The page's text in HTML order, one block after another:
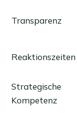
Transparenz
Reaktionszeiten
Strategische
Kompetenz